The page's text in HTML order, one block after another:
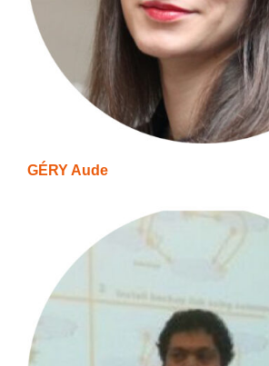
GÉRY Aude